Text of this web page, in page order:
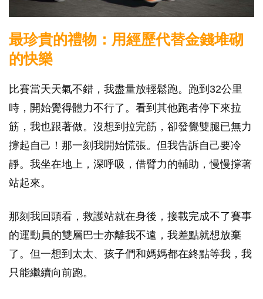
最珍貴的禮物：用經歷代替金錢堆砌
的快樂
比賽當天天氣不錯，我盡量放輕鬆跑。跑到32公里
時，開始覺得體力不行了。看到其他跑者停下來拉
筋，我也跟著做。沒想到拉完筋，卻發覺雙腿已無力
撐起自己！那一刻我開始慌張。但我告訴自己要冷
靜。我坐在地上，深呼吸，借臂力的輔助，慢慢撐著
站起來。
那刻我回頭看，救護站就在身後，接載完成不了賽事
的運動員的雙層巴士亦離我不遠，我差點就想放棄
了。但一想到太太、孩子們和媽媽都在終點等我，我
只能繼續向前跑。